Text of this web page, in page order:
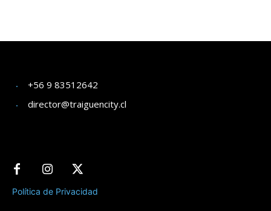
+56 9 83512642
director@traiguencity.cl
Política de Privacidad